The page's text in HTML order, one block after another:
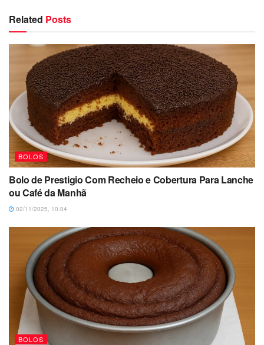
Related Posts
BOLOS
Bolo de Prestigio Com Recheio e Cobertura Para Lanche
ou Café da Manhã
02/11/2025, 10:04
BOLOS